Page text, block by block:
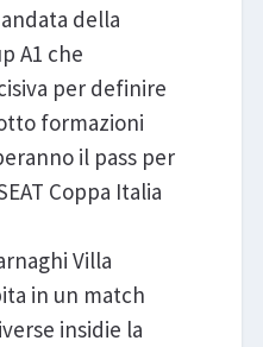
della
A1 che
per definire
formazioni
il pass per
Coppa Italia
Villa
in un match
insidie la